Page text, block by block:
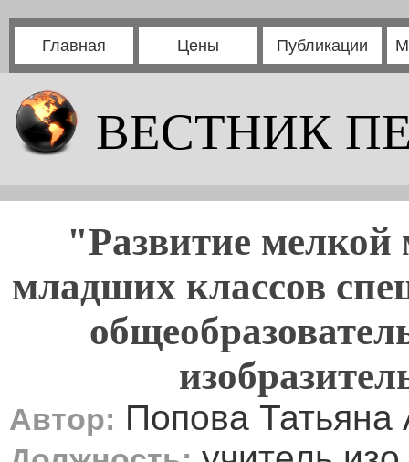
Главная Цены Публикации
ВЕСТНИК
"Развитие
младших классов
Автор: Попова Татьяна